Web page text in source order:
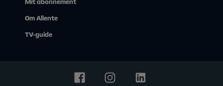
Mit abonnement
Om Allente
TV-guide